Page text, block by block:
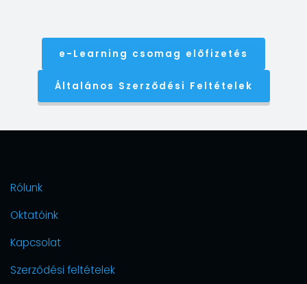
e-Learning csomag előfizetés
Általános Szerződési Feltételek
Rólunk
Oktatóink
Kapcsolat
Szerződési feltételek